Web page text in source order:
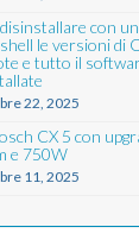
con
le versioni di
e tutto il
22, 2025
CX 5 con
e 750W
11, 2025